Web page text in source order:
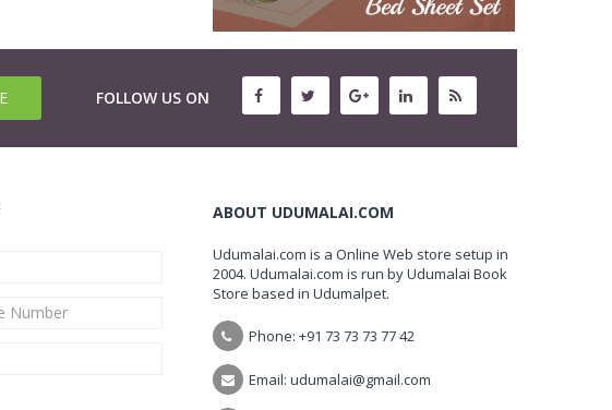
FOLLOW US ON
ABOUT UDUMALAI.COM
Udumalai.com is a Online Web store setup in
2004. Udumalai.com is run by Udumalai Book
Store based in Udumalpet.
Phone: +91 73 73 73 77 42
Email: udumalai@gmail.com